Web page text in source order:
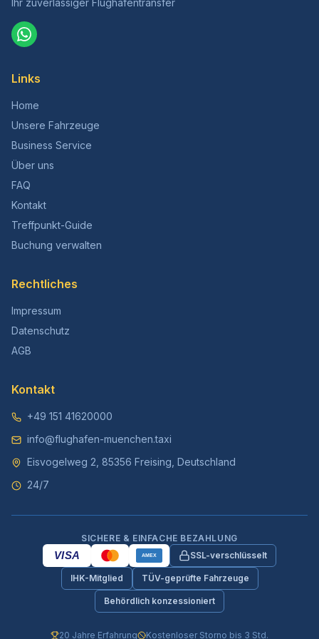
Ihr zuverlässiger Flughafentransfer
Links
Home
Unsere Fahrzeuge
Business Service
Über uns
FAQ
Kontakt
Treffpunkt-Guide
Buchung verwalten
Rechtliches
Impressum
Datenschutz
AGB
Kontakt
+49 151 41620000
info@flughafen-muenchen.taxi
Eisvogelweg 2, 85356 Freising, Deutschland
24/7
SICHERE & EINFACHE BEZAHLUNG
VISA AMEX SSL-verschlüsselt
IHK-Mitglied TÜV-geprüfte Fahrzeuge
Behördlich konzessioniert
20 Jahre Erfahrung Kostenloser Storno bis 3 Std.